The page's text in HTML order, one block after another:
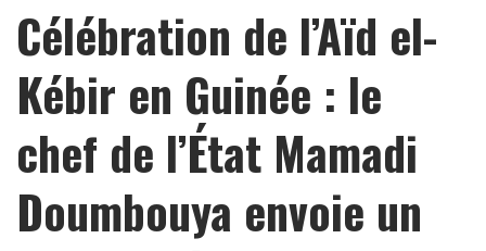
Célébration de l’Aïd el-
Kébir en Guinée : le
chef de l’État Mamadi
Doumbouya envoie un